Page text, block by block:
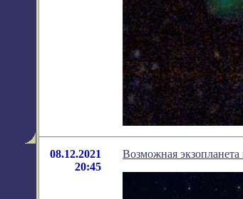
08.12.2021
20:45
Возможная